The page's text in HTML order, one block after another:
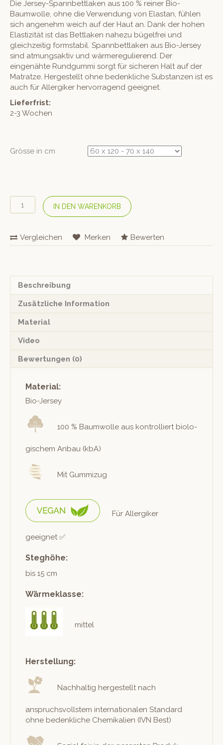
Die Jersey-Spannbettlaken aus 100 % reiner Bio-
Baumwolle, ohne die Verwendung von Elastan, fühlen
sich angenehm weich auf der Haut an. Dank der hohen
Elastizität ist das Bettlaken nahezu bügelfrei und
gleichzeitig formstabil. Spannbettlaken aus Bio-Jersey
sind atmungsaktiv und wärmeregulierend. Der
eingenähte Rundgummi sorgt für sicheren Halt auf der
Matratze. Hergestellt ohne bedenkliche Substanzen ist es
auch für Allergiker hervorragend geeignet.
Lieferfrist:
2-3 Wochen
Grösse in cm
COTONEA
Kinder
Jersey-
Fixleintuch
Beere
Menge
IN DEN WARENKORB
Vergleichen Merken Bewerten
Beschreibung
Zusätzliche Information
Material
Video
Bewertungen (0)
Material:
Bio-Jer­sey
100 % Baum­wolle aus kon­trol­liert biol­o­
gis­chem Anbau (kbA)
Mit Gummizug
Für Allergik­er
geeignet ✅
Steghöhe:
bis 15 cm
Wärmeklasse:
mittel
Herstellung:
Nach­haltig hergestellt nach
anspruchsvoll­stem inter­na­tionalen Stan­dard
ohne beden­kliche Chemikalien (IVN Best)